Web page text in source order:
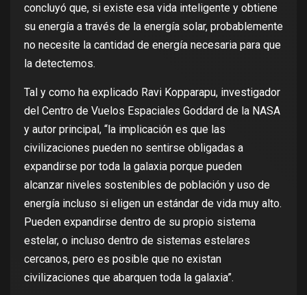
concluyó que, si existe esa vida inteligente y obtiene
su energía a través de la energía solar, probablemente
no necesite la cantidad de energía necesaria para que
la detectemos.
Tal y como ha explicado Ravi Kopparapu, investigador
del Centro de Vuelos Espaciales Goddard de la NASA
y autor principal, “la implicación es que las
civilizaciones pueden no sentirse obligadas a
expandirse por toda la galaxia porque pueden
alcanzar niveles sostenibles de población y uso de
energía incluso si eligen un estándar de vida muy alto.
Pueden expandirse dentro de su propio sistema
estelar, o incluso dentro de sistemas estelares
cercanos, pero es posible que no existan
civilizaciones que abarquen toda la galaxia”.